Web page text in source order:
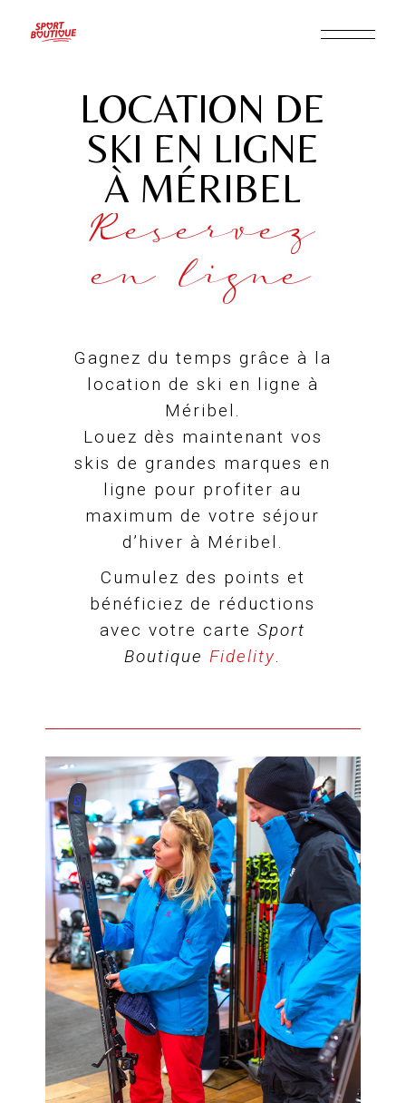
LOCATION DE
SKI EN LIGNE
À MÉRIBEL
Reservez
en ligne
Gagnez du temps grâce à la
location de ski en ligne à
Méribel.
Louez dès maintenant vos
skis de grandes marques en
ligne pour profiter au
maximum de votre séjour
d’hiver à Méribel.
Cumulez des points et
bénéficiez de réductions
avec votre carteSport
BoutiqueFidelity.